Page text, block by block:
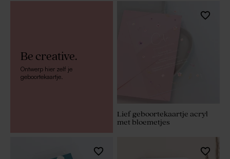
Be creative.
Ontwerp hier zelf je
geboortekaartje.
Lief geboortekaartje acryl
met bloemetjes